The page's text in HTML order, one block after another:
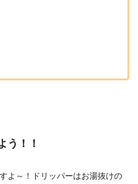
う！！
よ～！ドリッパーはお湯抜けの